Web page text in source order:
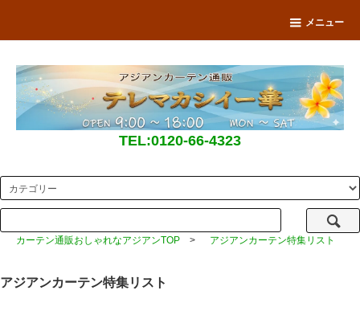
メニュー
TEL:0120-66-4323
カーテン通販おしゃれなアジアンTOP > アジアンカーテン特集リスト
アジアンカーテン特集リスト